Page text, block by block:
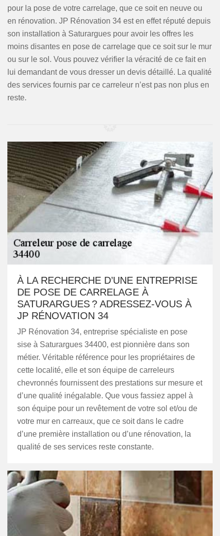
pour la pose de votre carrelage, que ce soit en neuve ou
en rénovation. JP Rénovation 34 est en effet réputé depuis
son installation à Saturargues pour avoir les offres les
moins disantes en pose de carrelage que ce soit sur le mur
ou sur le sol. Vous pouvez vérifier la véracité de ce fait en
lui demandant de vous dresser un devis détaillé. La qualité
des services fournis par ce carreleur n’est pas non plus en
reste.
À LA RECHERCHE D’UNE ENTREPRISE
DE POSE DE CARRELAGE À
SATURARGUES ? ADRESSEZ-VOUS À
JP RÉNOVATION 34
JP Rénovation 34, entreprise spécialiste en pose
sise à Saturargues 34400, est pionnière dans son
métier. Véritable référence pour les propriétaires de
cette localité, elle et son équipe de carreleurs
chevronnés fournissent des prestations sur mesure et
d’une qualité inégalable. Que vous fassiez appel à
son équipe pour un revêtement de votre sol et/ou de
votre mur en carreaux, que ce soit dans le cadre
d’une première installation ou d’une rénovation, la
qualité de ses services reste constante.